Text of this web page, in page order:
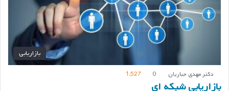
بازاریابی
دکتر مهدی جباریان 0
1,527
بازاریابی شبکه ای